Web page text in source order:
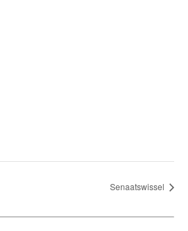
Senaatswissel